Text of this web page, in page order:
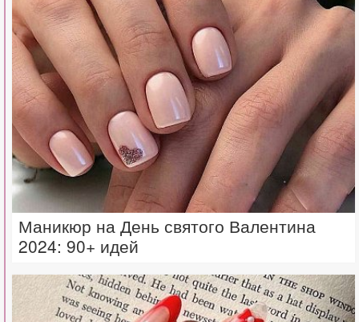
Маникюр на День святого Валентина
2024: 90+ идей